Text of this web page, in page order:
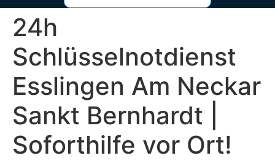
24h
Schlüsselnotdienst
Esslingen Am Neckar
Sankt Bernhardt |
Soforthilfe vor Ort!